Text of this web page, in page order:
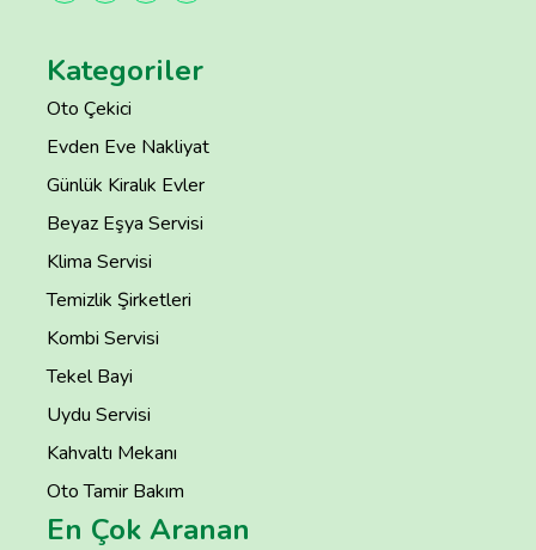
Kategoriler
Oto Çekici
Evden Eve Nakliyat
Günlük Kiralık Evler
Beyaz Eşya Servisi
Klima Servisi
Temizlik Şirketleri
Kombi Servisi
Tekel Bayi
Uydu Servisi
Kahvaltı Mekanı
Oto Tamir Bakım
En Çok Aranan